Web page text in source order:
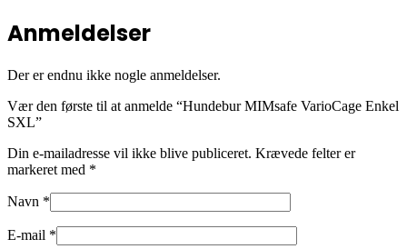
Anmeldelser
Der er endnu ikke nogle anmeldelser.
Vær den første til at anmelde “Hundebur MIMsafe VarioCage Enkel
SXL”
Din e-mailadresse vil ikke blive publiceret. Krævede felter er
markeret med *
Navn *
E-mail *